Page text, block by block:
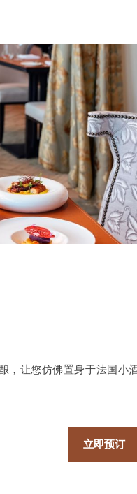
，让您仿佛置身于法国小
立即预订